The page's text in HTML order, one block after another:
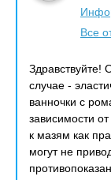
Все
Здравствуйте!
случае -
ванночки с
зависимости
к мазям как
могут не